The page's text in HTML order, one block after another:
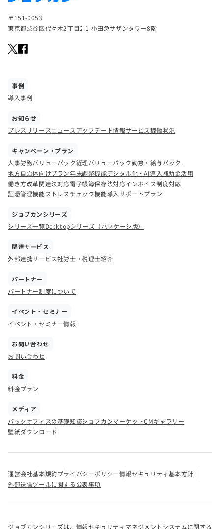
〒151-0053
東京都渋谷区代々木2丁目2-1 小田急サザンタワー8階
事例
導入事例
お知らせ
プレスリリースニュース アップデート情報サービス稼働状況
キャンペーン・プラン
人事労務バリューパック経理バリューパック勤怠・給与パック
地方自治体向けプラン年末調整機能デジタル化・AI導入補助金活用
働き方改革関連法対応電子帳簿保存法対応インボイス制度対応
証憑管理機能ストレスチェック機能導入サポートプラン
ジョブカンシリーズ
シリーズ一覧Desktopシリーズ（パッケージ版）
関連サービス
外部連携サービス社労士・税理士紹介
パートナー
パートナー制度について
イベント・セミナー
イベント・セミナー情報
お問い合わせ
お問い合わせ
料金
料金プラン
メディア
バックオフィスの基礎知識ジョブカンマーケットCMギャラリー
壁紙ダウンロード
運営会社基本規約プライバシーポリシー情報セキュリティ基本方針
外部送信ツールに関する公表事項
ジョブカンシリーズは、情報セキュリティマネジメントシステムに関する